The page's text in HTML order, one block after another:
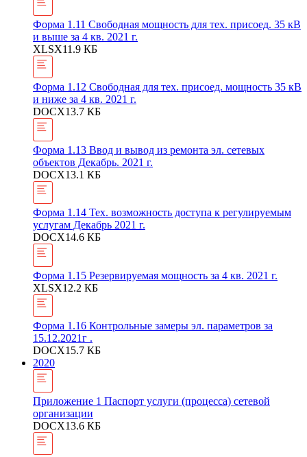
Форма 1.11 Свободная мощность для тех. присоед. 35 кВ
и выше за 4 кв. 2021 г.
XLSX11.9 КБ
Форма 1.12 Свободная для тех. присоед. мощность 35 кВ
и ниже за 4 кв. 2021 г.
DOCX13.7 КБ
Форма 1.13 Ввод и вывод из ремонта эл. сетевых
объектов Декабрь. 2021 г.
DOCX13.1 КБ
Форма 1.14 Тех. возможность доступа к регулируемым
услугам Декабрь 2021 г.
DOCX14.6 КБ
Форма 1.15 Резервируемая мощность за 4 кв. 2021 г.
XLSX12.2 КБ
Форма 1.16 Контрольные замеры эл. параметров за
15.12.2021г .
DOCX15.7 КБ
2020
Приложение 1 Паспорт услуги (процесса) сетевой
организации
DOCX13.6 КБ